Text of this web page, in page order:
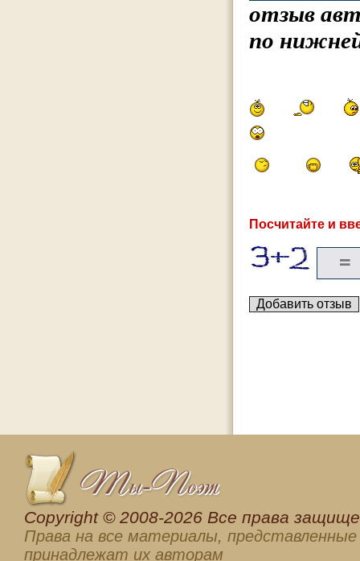
отзыв
по
Посчитайте и
Сopyright © 2008-2026 Все права
Права на все материалы, представленные
принадлежат их авторам